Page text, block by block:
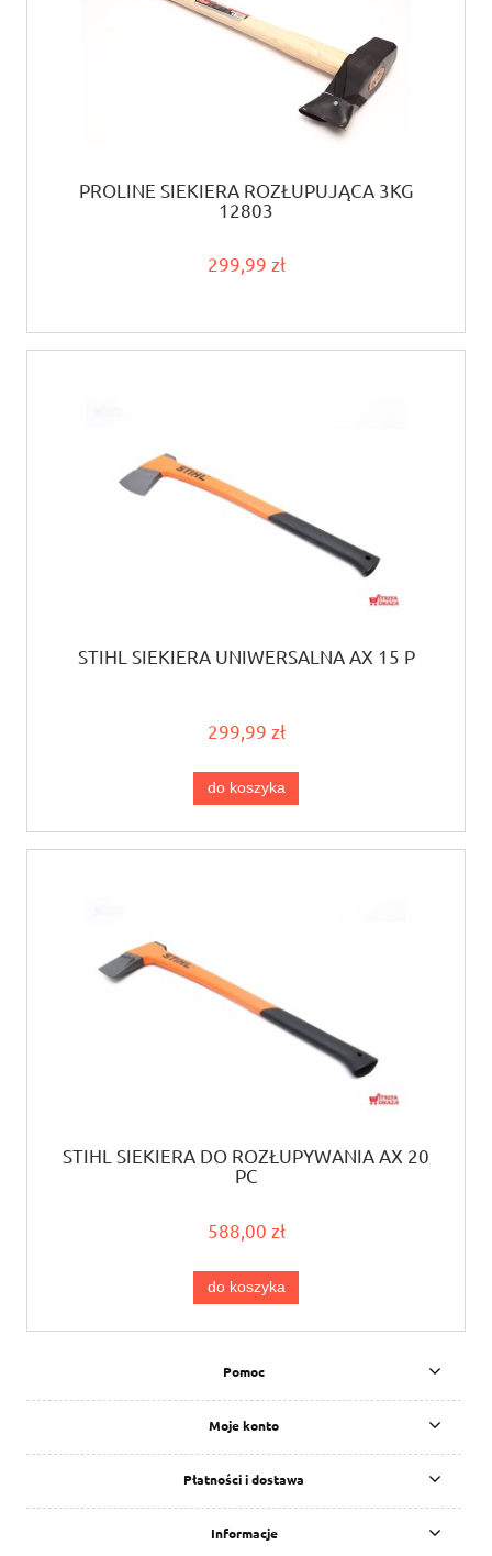
PROLINE SIEKIERA ROZŁUPUJĄCA 3KG
12803
299,99 zł
STIHL SIEKIERA UNIWERSALNA AX 15 P
299,99 zł
do koszyka
STIHL SIEKIERA DO ROZŁUPYWANIA AX 20
PC
588,00 zł
do koszyka
Pomoc
Moje konto
Płatności i dostawa
Informacje